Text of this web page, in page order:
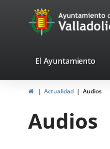
Portal
Web
Ayuntamiento
de
valladolid.es
El Ayuntamiento
InicioActualidad Audios
Audios